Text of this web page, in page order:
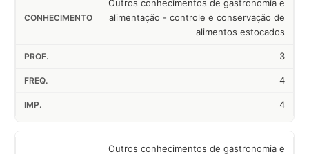
Outros conhecimentos de gastronomia e
alimentação - controle e conservação de
alimentos estocados
3
4
4
Outros conhecimentos de gastronomia e